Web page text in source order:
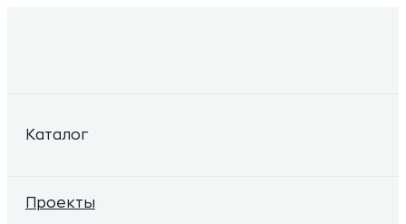
Каталог
Проекты